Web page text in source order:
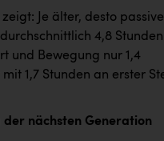
Je älter, desto
4,8 Stunden
und Bewegung nur 1,4
1,7 Stunden an erster
nächsten Generation